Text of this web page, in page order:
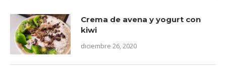
Crema de avena y yogurt con
kiwi
diciembre 26, 2020